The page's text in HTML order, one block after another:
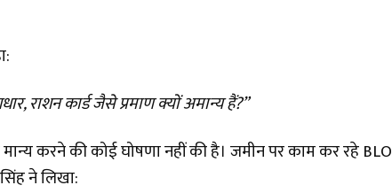
राशन कार्ड जैसे प्रमाण क्यों अमान्य हैं?”
करने की कोई घोषणा नहीं की है। जमीन पर काम कर रहे BLO
ने लिखा: